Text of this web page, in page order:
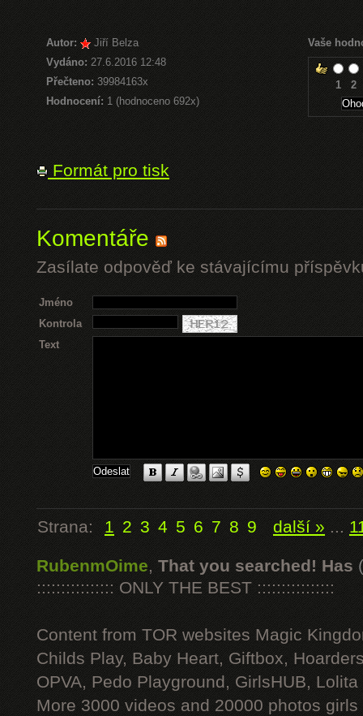
Autor:
Jiří Belza
Vydáno: 27.6.2016 12:48
Přečteno:39984163x
Hodnocení: 1 (hodnoceno 692x)
Vaše
1 2
Formát pro tisk
Komentáře
Zasílate odpověď ke stávajícímu
Jméno
Kontrola
Text
Strana: 1 2 3 4 5 6 7 8 9 další » ...
RubenmOime, That you searched! Has
:::::::::::::::: ONLY THE BEST ::::::::::::::::
Content from TOR websites Magic
Childs Play, Baby Heart, Giftbox,
OPVA, Pedo Playground, GirlsHUB, Lolita
More 3000 videos and 20000 photos